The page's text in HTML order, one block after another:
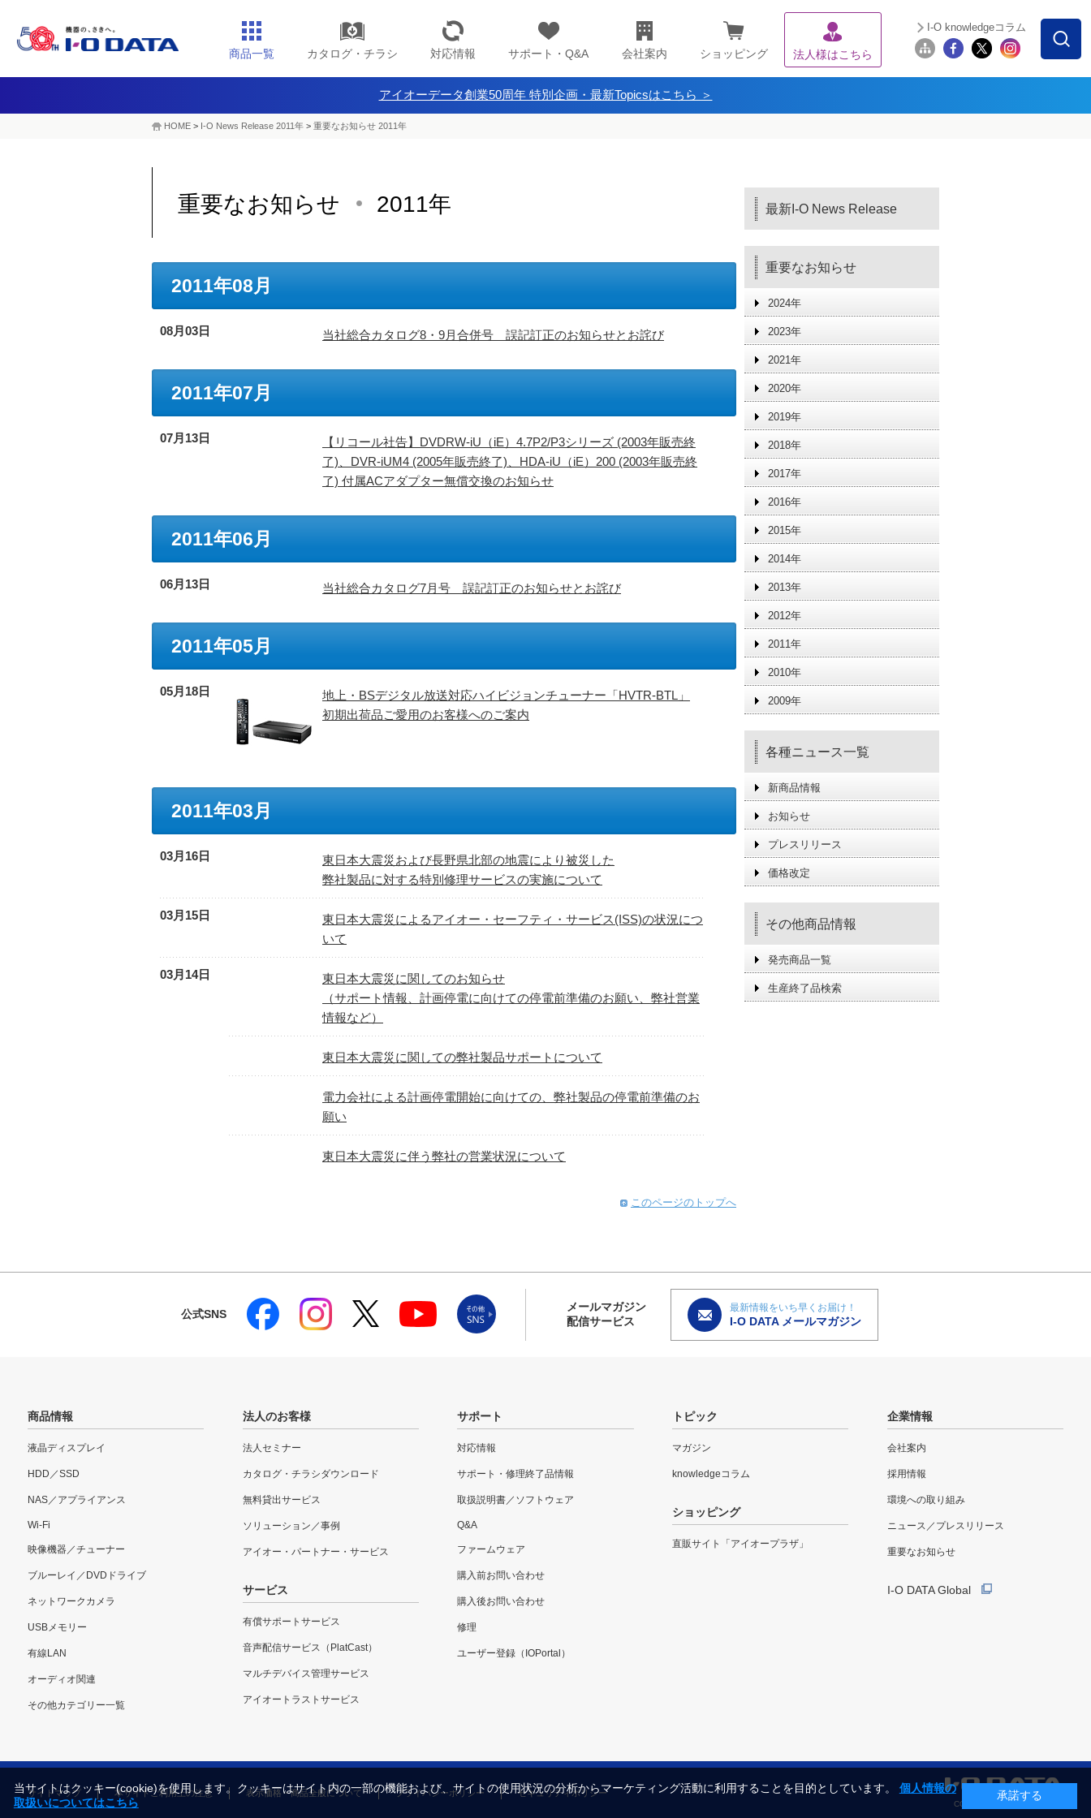
商品一覧 カタログ・チラシ 対応情報 サポート・Q&A 会社案内 ショッピング 法人様はこちら
I-O knowledgeコラム
アイオーデータ創業50周年 特別企画・最新Topicsはこちら ＞
HOME > I-O News Release 2011年 > 重要なお知らせ 2011年
重要なお知らせ 2011年
2011年08月
08月03日 当社総合カタログ8・9月合併号 誤記訂正のお知らせとお詫び
2011年07月
07月13日
【リコール社告】DVDRW-iU（iE）4.7P2/P3シリーズ (2003年販売終
了)、DVR-iUM4 (2005年販売終了)、HDA-iU（iE）200 (2003年販売終
了) 付属ACアダプター無償交換のお知らせ
2011年06月
06月13日 当社総合カタログ7月号 誤記訂正のお知らせとお詫び
2011年05月
05月18日
地上・BSデジタル放送対応ハイビジョンチューナー「HVTR-BTL」
初期出荷品ご愛用のお客様へのご案内
2011年03月
03月16日
東日本大震災および長野県北部の地震により被災した
弊社製品に対する特別修理サービスの実施について
03月15日
東日本大震災によるアイオー・セーフティ・サービス(ISS)の状況につ
いて
03月14日
東日本大震災に関してのお知らせ
（サポート情報、計画停電に向けての停電前準備のお願い、弊社営業
情報など）
東日本大震災に関しての弊社製品サポートについて
電力会社による計画停電開始に向けての、弊社製品の停電前準備のお
願い
東日本大震災に伴う弊社の営業状況について
このページのトップへ
最新I-O News Release
重要なお知らせ
2024年
2023年
2021年
2020年
2019年
2018年
2017年
2016年
2015年
2014年
2013年
2012年
2011年
2010年
2009年
各種ニュース一覧
新商品情報
お知らせ
プレスリリース
価格改定
その他商品情報
発売商品一覧
生産終了品検索
公式SNS
メールマガジン
配信サービス
最新情報をいち早くお届け！
I-O DATA メールマガジン
商品情報
液晶ディスプレイ
HDD／SSD
NAS／アプライアンス
Wi-Fi
映像機器／チューナー
ブルーレイ／DVDドライブ
ネットワークカメラ
USBメモリー
有線LAN
オーディオ関連
その他カテゴリー一覧
法人のお客様
法人セミナー
カタログ・チラシダウンロード
無料貸出サービス
ソリューション／事例
アイオー・パートナー・サービス
サービス
有償サポートサービス
音声配信サービス（PlatCast）
マルチデバイス管理サービス
アイオートラストサービス
サポート
対応情報
サポート・修理終了品情報
取扱説明書／ソフトウェア
Q&A
ファームウェア
購入前お問い合わせ
購入後お問い合わせ
修理
ユーザー登録（IOPortal）
トピック
マガジン
knowledgeコラム
ショッピング
直販サイト「アイオープラザ」
企業情報
会社案内
採用情報
環境への取り組み
ニュース／プレスリリース
重要なお知らせ
I-O DATA Global
サイトマップ 本サイトご利用上の注意 表示価格・商品全般について プライバシーポリシー セキュリティポリシー
COPYRIGHT©I-O DATA, INC.
当サイトはクッキー(cookie)を使用します。クッキーはサイト内の一部の機能および、サイトの使用状況の分析からマーケティング活動に利用することを目的としています。
個人情報の
取扱いについてはこちら
承諾する